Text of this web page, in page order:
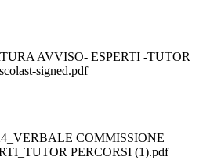
AVVISO- ESPERTI -TUTOR
signed.pdf
COMMISSIONE
PERCORSI (1).pdf